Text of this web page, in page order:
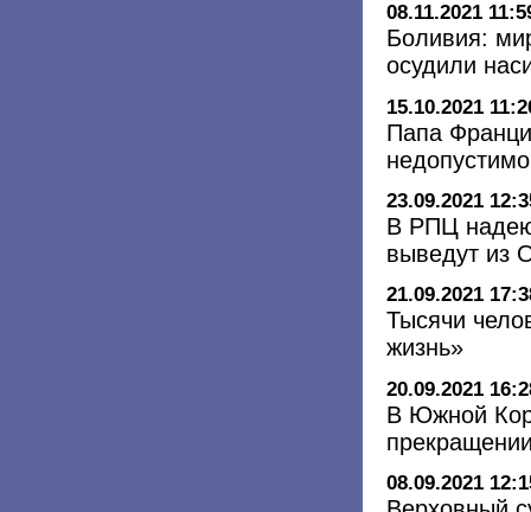
08.11.2021
Боливия:
осудили
15.10.2021
Папа
недопустимо
23.09.2021
В РПЦ
выведут из
21.09.2021
Тысячи
жизнь»
20.09.2021
В Южной
08.09.2021